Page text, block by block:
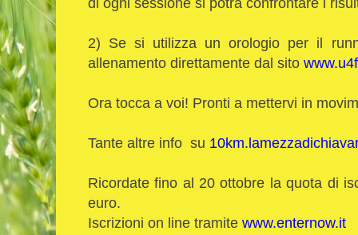
2) Se si utilizza un orologio per il
allenamento direttamente dal sito
Ora tocca a voi! Pronti a mettervi in
Tante altre info su
Ricordate fino al 20 ottobre la quota di
euro.
Iscrizioni on line tramite www.enternow.it